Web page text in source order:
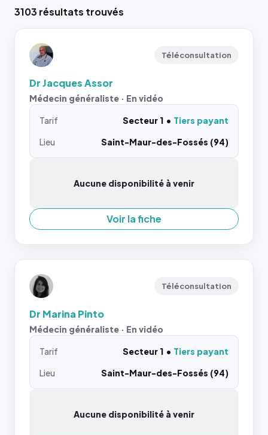
3103 résultats trouvés
Téléconsultation
Dr Jacques Assor
Médecin généraliste · En vidéo
Tarif Secteur 1
Tiers payant
Lieu
Saint-Maur-des-Fossés (94)
Aucune disponibilité à venir
Voir la fiche
Téléconsultation
Dr Marina Pinto
Médecin généraliste · En vidéo
Tarif Secteur 1
Tiers payant
Lieu
Saint-Maur-des-Fossés (94)
Aucune disponibilité à venir